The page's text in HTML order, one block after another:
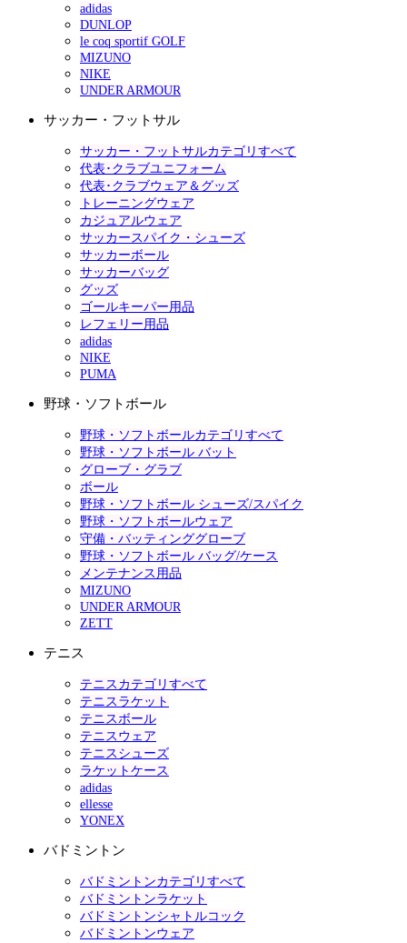
adidas
DUNLOP
le coq sportif GOLF
MIZUNO
NIKE
UNDER ARMOUR
サッカー・フットサル
サッカー・フットサルカテゴリすべて
代表･クラブユニフォーム
代表･クラブウェア＆グッズ
トレーニングウェア
カジュアルウェア
サッカースパイク・シューズ
サッカーボール
サッカーバッグ
グッズ
ゴールキーパー用品
レフェリー用品
adidas
NIKE
PUMA
野球・ソフトボール
野球・ソフトボールカテゴリすべて
野球・ソフトボール バット
グローブ・グラブ
ボール
野球・ソフトボール シューズ/スパイク
野球・ソフトボールウェア
守備・バッティンググローブ
野球・ソフトボール バッグ/ケース
メンテナンス用品
MIZUNO
UNDER ARMOUR
ZETT
テニス
テニスカテゴリすべて
テニスラケット
テニスボール
テニスウェア
テニスシューズ
ラケットケース
adidas
ellesse
YONEX
バドミントン
バドミントンカテゴリすべて
バドミントンラケット
バドミントンシャトルコック
バドミントンウェア